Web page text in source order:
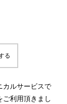
る
カルサービスで
利用頂きまし